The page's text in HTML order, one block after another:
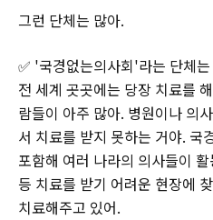
그런 단체는 많아.
✅ '국경없는의사회'라는 단체
전 세계 곳곳에는 당장 치료를
람들이 아주 많아. 병원이나 의
서 치료를 받지 못하는 거야. 국
포함해 여러 나라의 의사들이
등 치료를 받기 어려운 현장에
치료해주고 있어.